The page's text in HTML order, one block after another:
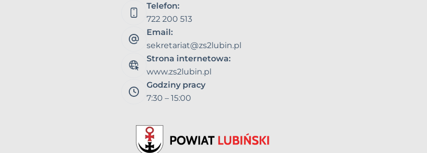
Telefon:
722 200 513
Email:
sekretariat@zs2lubin.pl
Strona internetowa:
www.zs2lubin.pl
Godziny pracy
7:30 – 15:00